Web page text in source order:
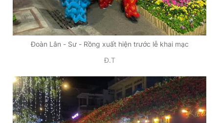
Đoàn Lân - Sư - Rồng xuất hiện trước lễ khai mạc
Đ.T